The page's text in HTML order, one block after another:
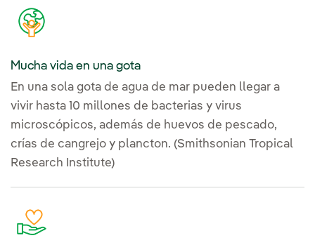
Mucha vida en una gota
En una sola gota de agua de mar pueden llegar a
vivir hasta 10 millones de bacterias y virus
microscópicos, además de huevos de pescado,
crías de cangrejo y plancton. (Smithsonian Tropical
Research Institute)